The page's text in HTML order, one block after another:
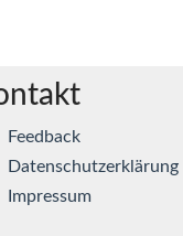
Feedback
Datenschutzerklärung
Impressum